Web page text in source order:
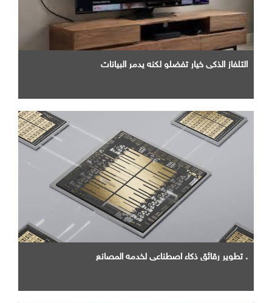
التلفاز الذكي خيار تفضلو لكنه يدمر البيانات
. تطوير رقائق ذكاء اصطناعي لخدمه المصانع